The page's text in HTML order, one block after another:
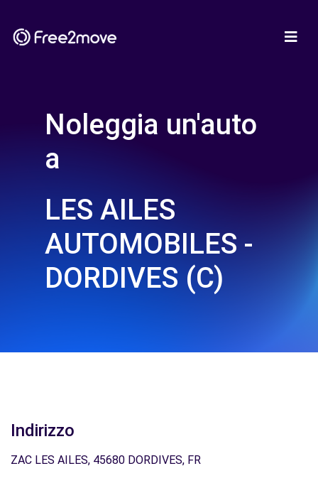
Noleggia un'auto
a
LES AILES
AUTOMOBILES -
DORDIVES (C)
Indirizzo
ZAC LES AILES, 45680 DORDIVES, FR